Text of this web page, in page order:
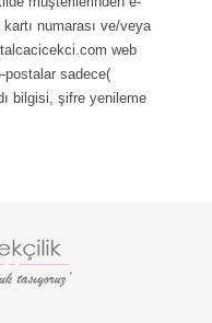
numarası ve/veya
web
postalar sadece(
bilgisi, şifre yenileme